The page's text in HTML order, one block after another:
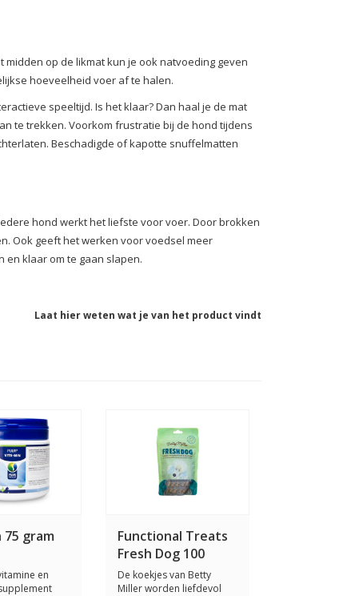
midden op de likmat kun je ook natvoeding geven
hoeveelheid voer af te halen.
speeltijd. Is het klaar? Dan haal je de mat
te trekken. Voorkom frustratie bij de hond tijdens
Beschadigde of kapotte snuffelmatten
hond werkt het liefste voor voer. Door brokken
Ook geeft het werken voor voedsel meer
en klaar om te gaan slapen.
Laat hier weten wat je van het product vindt
gram
en
Functional Treats
Fresh Dog 100
gram
De koekjes van Betty
Miller worden liefdevol